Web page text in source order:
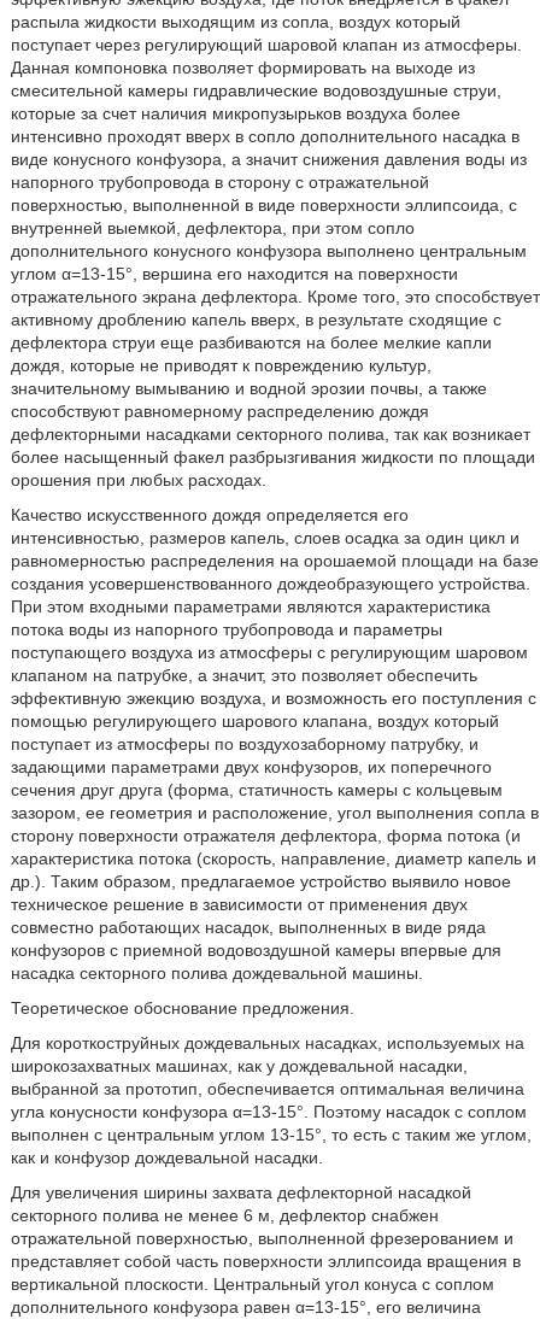
распыла жидкости выходящим из сопла, воздух который
поступает через регулирующий шаровой клапан из атмосферы.
Данная компоновка позволяет формировать на выходе из
смесительной камеры гидравлические водовоздушные струи,
которые за счет наличия микропузырьков воздуха более
интенсивно проходят вверх в сопло дополнительного насадка в
виде конусного конфузора, а значит снижения давления воды из
напорного трубопровода в сторону с отражательной
поверхностью, выполненной в виде поверхности эллипсоида, с
внутренней выемкой, дефлектора, при этом сопло
дополнительного конусного конфузора выполнено центральным
углом α=13-15°, вершина его находится на поверхности
отражательного экрана дефлектора. Кроме того, это способствует
активному дроблению капель вверх, в результате сходящие с
дефлектора струи еще разбиваются на более мелкие капли
дождя, которые не приводят к повреждению культур,
значительному вымыванию и водной эрозии почвы, а также
способствуют равномерному распределению дождя
дефлекторными насадками секторного полива, так как возникает
более насыщенный факел разбрызгивания жидкости по площади
орошения при любых расходах.
Качество искусственного дождя определяется его
интенсивностью, размеров капель, слоев осадка за один цикл и
равномерностью распределения на орошаемой площади на базе
создания усовершенствованного дождеобразующего устройства.
При этом входными параметрами являются характеристика
потока воды из напорного трубопровода и параметры
поступающего воздуха из атмосферы с регулирующим шаровом
клапаном на патрубке, а значит, это позволяет обеспечить
эффективную эжекцию воздуха, и возможность его поступления с
помощью регулирующего шарового клапана, воздух который
поступает из атмосферы по воздухозаборному патрубку, и
задающими параметрами двух конфузоров, их поперечного
сечения друг друга (форма, статичность камеры с кольцевым
зазором, ее геометрия и расположение, угол выполнения сопла в
сторону поверхности отражателя дефлектора, форма потока (и
характеристика потока (скорость, направление, диаметр капель и
др.). Таким образом, предлагаемое устройство выявило новое
техническое решение в зависимости от применения двух
совместно работающих насадок, выполненных в виде ряда
конфузоров с приемной водовоздушной камеры впервые для
насадка секторного полива дождевальной машины.
Теоретическое обоснование предложения.
Для короткоструйных дождевальных насадках, используемых на
широкозахватных машинах, как у дождевальной насадки,
выбранной за прототип, обеспечивается оптимальная величина
угла конусности конфузора α=13-15°. Поэтому насадок с соплом
выполнен с центральным углом 13-15°, то есть с таким же углом,
как и конфузор дождевальной насадки.
Для увеличения ширины захвата дефлекторной насадкой
секторного полива не менее 6 м, дефлектор снабжен
отражательной поверхностью, выполненной фрезерованием и
представляет собой часть поверхности эллипсоида вращения в
вертикальной плоскости. Центральный угол конуса с соплом
дополнительного конфузора равен α=13-15°, его величина